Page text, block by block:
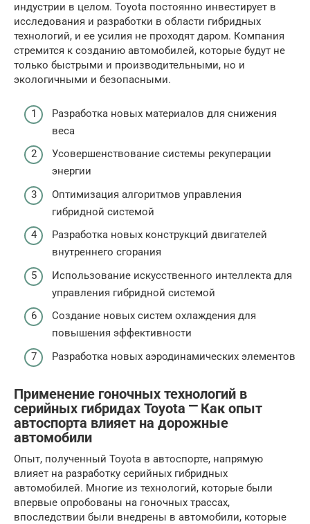
индустрии в целом. Toyota постоянно инвестирует в
исследования и разработки в области гибридных
технологий, и ее усилия не проходят даром. Компания
стремится к созданию автомобилей, которые будут не
только быстрыми и производительными, но и
экологичными и безопасными.
Разработка новых материалов для снижения
веса
Усовершенствование системы рекуперации
энергии
Оптимизация алгоритмов управления
гибридной системой
Разработка новых конструкций двигателей
внутреннего сгорания
Использование искусственного интеллекта для
управления гибридной системой
Создание новых систем охлаждения для
повышения эффективности
Разработка новых аэродинамических элементов
Применение гоночных технологий в
серийных гибридах Toyota ⎻ Как опыт
автоспорта влияет на дорожные
автомобили
Опыт, полученный Toyota в автоспорте, напрямую
влияет на разработку серийных гибридных
автомобилей. Многие из технологий, которые были
впервые опробованы на гоночных трассах,
впоследствии были внедрены в автомобили, которые